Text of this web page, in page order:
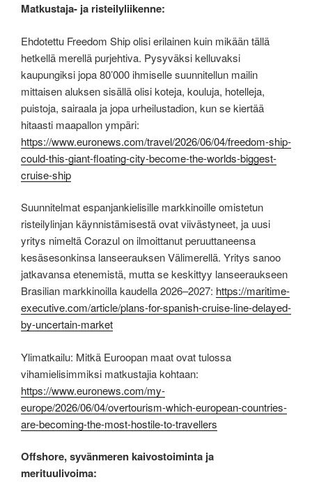
Matkustaja- ja risteilyliikenne:
Ehdotettu Freedom Ship olisi erilainen kuin mikään tällä
hetkellä merellä purjehtiva. Pysyväksi kelluvaksi
kaupungiksi jopa 80’000 ihmiselle suunnitellun mailin
mittaisen aluksen sisällä olisi koteja, kouluja, hotelleja,
puistoja, sairaala ja jopa urheilustadion, kun se kiertää
hitaasti maapallon ympäri:
https://www.euronews.com/travel/2026/06/04/freedom-ship-
could-this-giant-floating-city-become-the-worlds-biggest-
cruise-ship
Suunnitelmat espanjankielisille markkinoille omistetun
risteilylinjan käynnistämisestä ovat viivästyneet, ja uusi
yritys nimeltä Corazul on ilmoittanut peruuttaneensa
kesäsesonkinsa lanseerauksen Välimerellä. Yritys sanoo
jatkavansa etenemistä, mutta se keskittyy lanseeraukseen
Brasilian markkinoilla kaudella 2026–2027: https://maritime-
executive.com/article/plans-for-spanish-cruise-line-delayed-
by-uncertain-market
Ylimatkailu: Mitkä Euroopan maat ovat tulossa
vihamielisimmiksi matkustajia kohtaan:
https://www.euronews.com/my-
europe/2026/06/04/overtourism-which-european-countries-
are-becoming-the-most-hostile-to-travellers
Offshore, syvänmeren kaivostoiminta ja
merituulivoima: